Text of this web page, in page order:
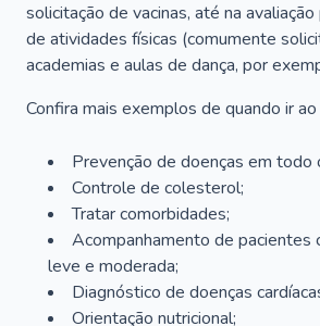
solicitação de vacinas, até na avaliação
de atividades físicas (comumente
academias e aulas de dança, por
Confira mais exemplos de quando ir ao
Prevenção de doenças em todo
Controle de colesterol;
Tratar comorbidades;
Acompanhamento de pacientes
leve e moderada;
Diagnóstico de doenças
Orientação nutricional;